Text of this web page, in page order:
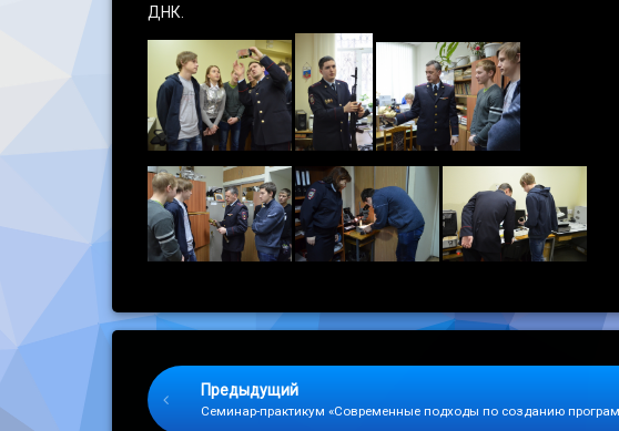
ДНК.
Keep Reading
Предыдущий
Cеминар-практикум «Современные подходы по созданию